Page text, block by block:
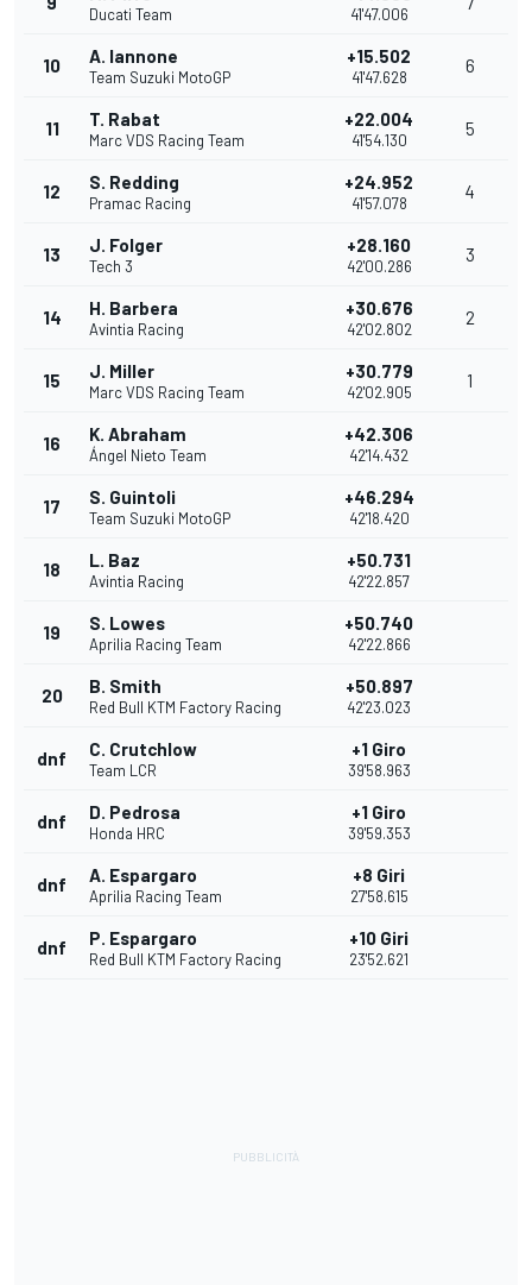
Ducati Team 41'47.006
10 A. Iannone
Team Suzuki MotoGP
+15.502
41'47.628
6
11 T. Rabat
Marc VDS Racing Team
+22.004
41'54.130
5
12 S. Redding
Pramac Racing
+24.952
41'57.078
4
13 J. Folger
Tech 3
+28.160
42'00.286
3
14 H. Barbera
Avintia Racing
+30.676
42'02.802
2
15 J. Miller
Marc VDS Racing Team
+30.779
42'02.905
1
16 K. Abraham
Ángel Nieto Team
+42.306
42'14.432
17 S. Guintoli
Team Suzuki MotoGP
+46.294
42'18.420
18 L. Baz
Avintia Racing
+50.731
42'22.857
19 S. Lowes
Aprilia Racing Team
+50.740
42'22.866
20 B. Smith
Red Bull KTM Factory Racing
+50.897
42'23.023
dnf C. Crutchlow
Team LCR
+1 Giro
39'58.963
dnf D. Pedrosa
Honda HRC
+1 Giro
39'59.353
dnf A. Espargaro
Aprilia Racing Team
+8 Giri
27'58.615
dnf P. Espargaro
Red Bull KTM Factory Racing
+10 Giri
23'52.621